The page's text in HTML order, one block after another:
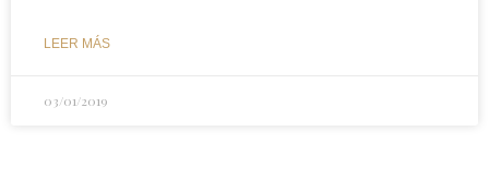
LEER MÁS
03/01/2019